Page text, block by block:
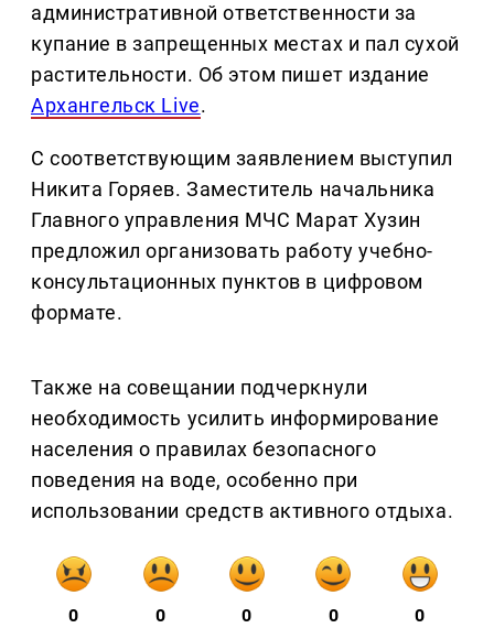
административной ответственности за
купание в запрещенных местах и пал сухой
растительности. Об этом пишет издание
Архангельск Live.
С соответствующим заявлением выступил
Никита Горяев. Заместитель начальника
Главного управления МЧС Марат Хузин
предложил организовать работу учебно-
консультационных пунктов в цифровом
формате.
Также на совещании подчеркнули
необходимость усилить информирование
населения о правилах безопасного
поведения на воде, особенно при
использовании средств активного отдыха.
0 0 0 0 0